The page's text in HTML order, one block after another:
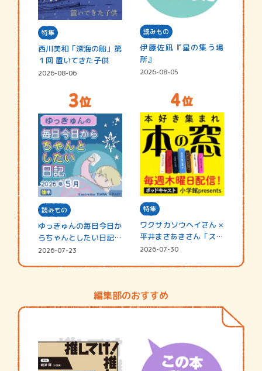
特集
西川美和「深海の船」第
１回 置いてきた子供
2026-08-06
読みもの
伊藤佐凪『星の集う場
所』
2026-08-05
読みもの
ゆっきゅんの毎日今日か
らちゃんとしたい日記
☆202…
2026-07-23
特集
ワクサカソウヘイさん ×
平井まさあきさん「スペ
シャ…
2026-07-30
編集部のおすすめ